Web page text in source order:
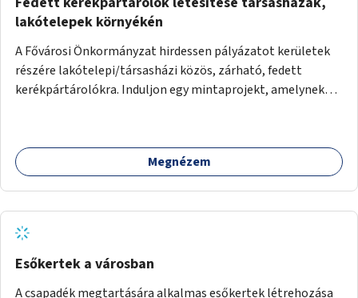
lakótelepek környékén
A Fővárosi Önkormányzat hirdessen pályázatot kerületek
részére lakótelepi/társasházi közös, zárható, fedett
kerékpártárolókra. Induljon egy mintaprojekt, amelynek
Megnézem
Esőkertek a városban
A csapadék megtartására alkalmas esőkertek létrehozása